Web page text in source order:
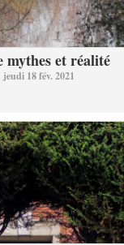
mythes et réalité
jeudi 18 fév. 2021